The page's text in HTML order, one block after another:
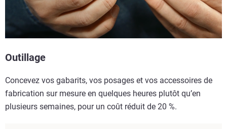
Outillage
Concevez vos gabarits, vos posages et vos accessoires de
fabrication sur mesure en quelques heures plutôt qu’en
plusieurs semaines, pour un coût réduit de 20 %.